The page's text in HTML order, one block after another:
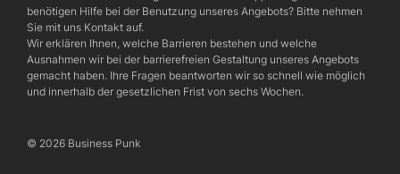
benötigen Hilfe bei der Benutzung unseres Angebots? Bitte nehmen
Sie mit uns Kontakt auf.
Wir erklären Ihnen, welche Barrieren bestehen und welche
Ausnahmen wir bei der barrierefreien Gestaltung unseres Angebots
gemacht haben. Ihre Fragen beantworten wir so schnell wie möglich
und innerhalb der gesetzlichen Frist von sechs Wochen.
© 2026 Business Punk